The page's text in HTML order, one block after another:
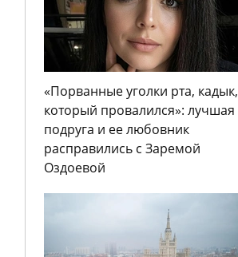
«Порванные уголки рта, кадык,
который провалился»: лучшая
подруга и ее любовник
расправились с Заремой
Оздоевой